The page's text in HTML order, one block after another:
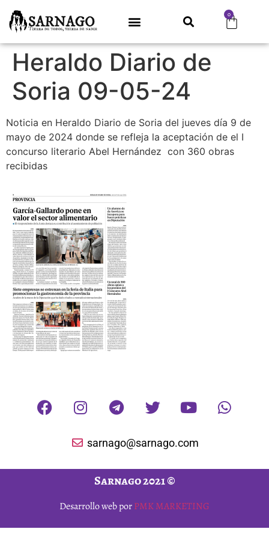
0
Heraldo Diario de
Soria 09-05-24
Noticia en Heraldo Diario de Soria del jueves día 9 de
mayo de 2024 donde se refleja la aceptación de el I
concurso literario Abel Hernández con 360 obras
recibidas
sarnago@sarnago.com
Sarnago 2021 ©
Desarrollo web porPMK MARKETING